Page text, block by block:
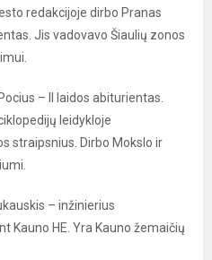
redakcijoje dirbo Pranas
Jis vadovavo Šiaulių zonos
– II laidos abiturientas.
leidykloje
straipsnius. Dirbo Mokslo ir
– inžinierius
Kauno HE. Yra Kauno žemaičių